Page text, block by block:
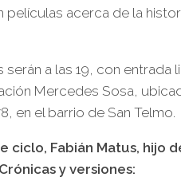
películas acerca de la
a las 19, con entrada
Mercedes Sosa,
en el barrio de San Telmo.
ciclo, Fabián Matus, hijo
y versiones: